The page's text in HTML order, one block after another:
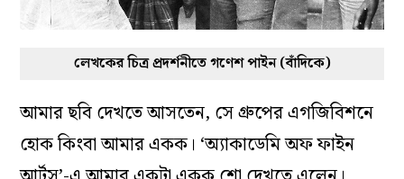
লেখকের চিত্র প্রদর্শনীতে গণেশ পাইন (বাঁদিকে)
আমার ছবি দেখতে আসতেন, সে গ্রুপের এগজিবিশনে
হোক কিংবা আমার একক। ‘অ্যাকাডেমি অফ ফাইন